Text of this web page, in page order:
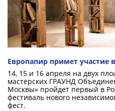
Европапир примет участие
14, 15 и 16 апреля на двух
мастерских ГРАУНД
Москвы» пройдет первый в
фестиваль нового
фест.